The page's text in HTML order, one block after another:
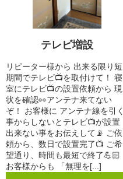
テレビ増設
リピーター様から 出来る限り短
期間でテレビ📺を取付けて！ 寝
室にテレビ📺の設置依頼から 現
状を確認👀アンテナ来てない
ぞ！ お客様に アンテナ線を引く
事からしないとテレビ📺が設置
出来ない事をお伝えして📡 ご依
頼から、数日で設置完了📺 ご希
望通り、時間も最短で終了💪🏻
お客様からも 「無理を[...]